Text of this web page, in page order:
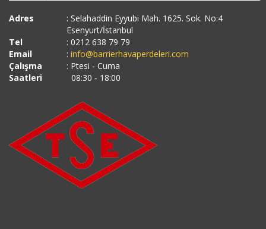
Adres
: Selahaddin Eyyubi Mah. 1625. Sok. No:4
Esenyurt/İstanbul
Tel
: 0212 638 79 79
Email
: info@barrierhavaperdeleri.com
Çalışma
Saatleri
: Ptesi ‐ Cuma
08:30 ‐ 18:00